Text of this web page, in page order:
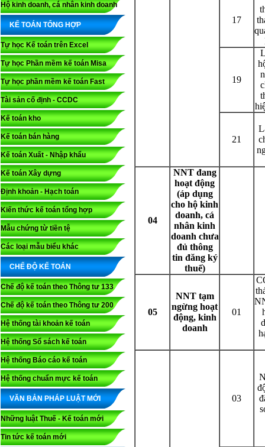
Hộ kinh doanh, cá nhân kinh doanh
KẾ TOÁN TỔNG HỢP
Tự học Kế toán trên Excel
Tự học Phần mềm kế toán Misa
Tự học phần mềm kế toán Fast
Tài sản cố định - CCDC
Kế toán kho
Kế toán bán hàng
Kế toán Xuất - Nhập khẩu
Kế toán Xây dựng
Định khoản - Hạch toán
Kiến thức kế toán tổng hợp
Mẫu chứng từ tiền tệ
Các loại mẫu biểu khác
CHẾ ĐỘ KẾ TOÁN
Chế độ kế toán theo Thông tư 133
Chế độ kế toán theo Thông tư 200
Hệ thống tài khoản kế toán
Hệ thống Sổ sách kế toán
Hệ thống Báo cáo kế toán
Hệ thống chuẩn mực kế toán
VĂN BẢN PHÁP LUẬT MỚI
Những luật Thuế - Kế toán mới
Tin tức kế toán mới
17
19
21
04
NNT đang
hoạt động
(áp dụng
cho hộ kinh
doanh, cá
nhân kinh
doanh chưa
đủ thông
tin đăng ký
thuế)
05
NNT tạm
ngừng hoạt
động, kinh
doanh
01
03